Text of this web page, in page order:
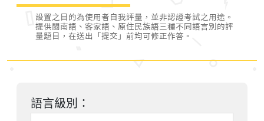
設置之目的為使用者自我評量，並非認證考試之用途。
提供閩南語、客家語、原住民族語三種不同語言別的評
量題目，在送出「提交」前均可修正作答。
語言級別：